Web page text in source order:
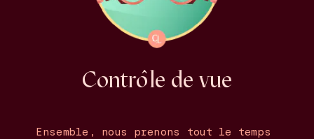
Contrôle de vue
Ensemble, nous prenons tout le temps